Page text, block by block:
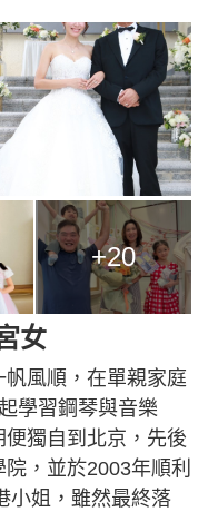
+20
女
風順，在單親家庭
學習鋼琴與音樂
獨自到北京，先後
，並於2003年順利
小姐，雖然最終落